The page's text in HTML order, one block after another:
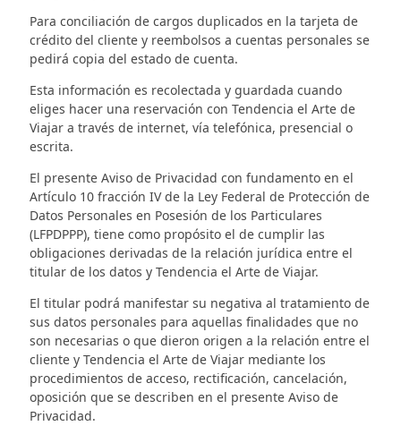
Para conciliación de cargos duplicados en la tarjeta de
crédito del cliente y reembolsos a cuentas personales se
pedirá copia del estado de cuenta.
Esta información es recolectada y guardada cuando
eliges hacer una reservación con Tendencia el Arte de
Viajar a través de internet, vía telefónica, presencial o
escrita.
El presente Aviso de Privacidad con fundamento en el
Artículo 10 fracción IV de la Ley Federal de Protección de
Datos Personales en Posesión de los Particulares
(LFPDPPP), tiene como propósito el de cumplir las
obligaciones derivadas de la relación jurídica entre el
titular de los datos y Tendencia el Arte de Viajar.
El titular podrá manifestar su negativa al tratamiento de
sus datos personales para aquellas finalidades que no
son necesarias o que dieron origen a la relación entre el
cliente y Tendencia el Arte de Viajar mediante los
procedimientos de acceso, rectificación, cancelación,
oposición que se describen en el presente Aviso de
Privacidad.